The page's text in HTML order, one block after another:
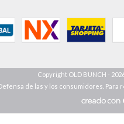
Copyright OLD BUNCH -
de las y los consumidores. Para